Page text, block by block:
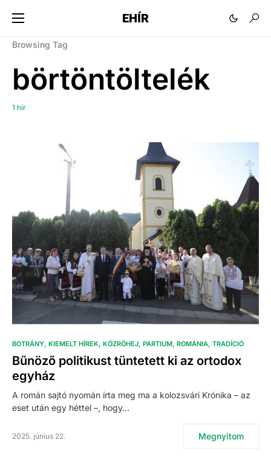
EHÍR
Browsing Tag
börtöntöltelék
1 hír
BOTRÁNY KIEMELT HÍREK KÖZRÖHEJ PARTIUM ROMÁNIA TRADÍCIÓ
Bűnöző politikust tüntetett ki az ortodox
egyház
A román sajtó nyomán írta meg ma a kolozsvári Krónika – az
eset után egy héttel –, hogy…
2025. június 22. Megnyitom